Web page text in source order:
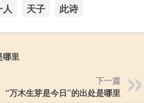
人 天子 此诗
哪里
下一篇
“万木生芽是今日”的出处是哪里